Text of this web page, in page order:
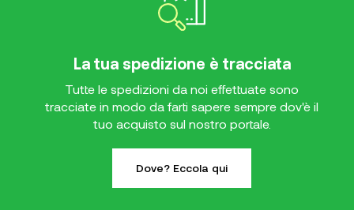
La tua spedizione è tracciata
Tutte le spedizioni da noi effettuate sono
tracciate in modo da farti sapere sempre dov'è il
tuo acquisto sul nostro portale.
Dove? Eccola qui